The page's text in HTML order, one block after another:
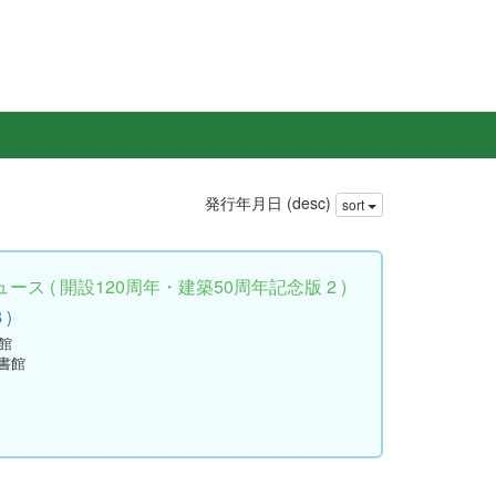
発行年月日 (desc) sort
ース ( 開設120周年・建築50周年記念版 2 )
)
館